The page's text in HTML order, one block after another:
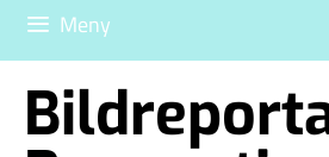
Meny